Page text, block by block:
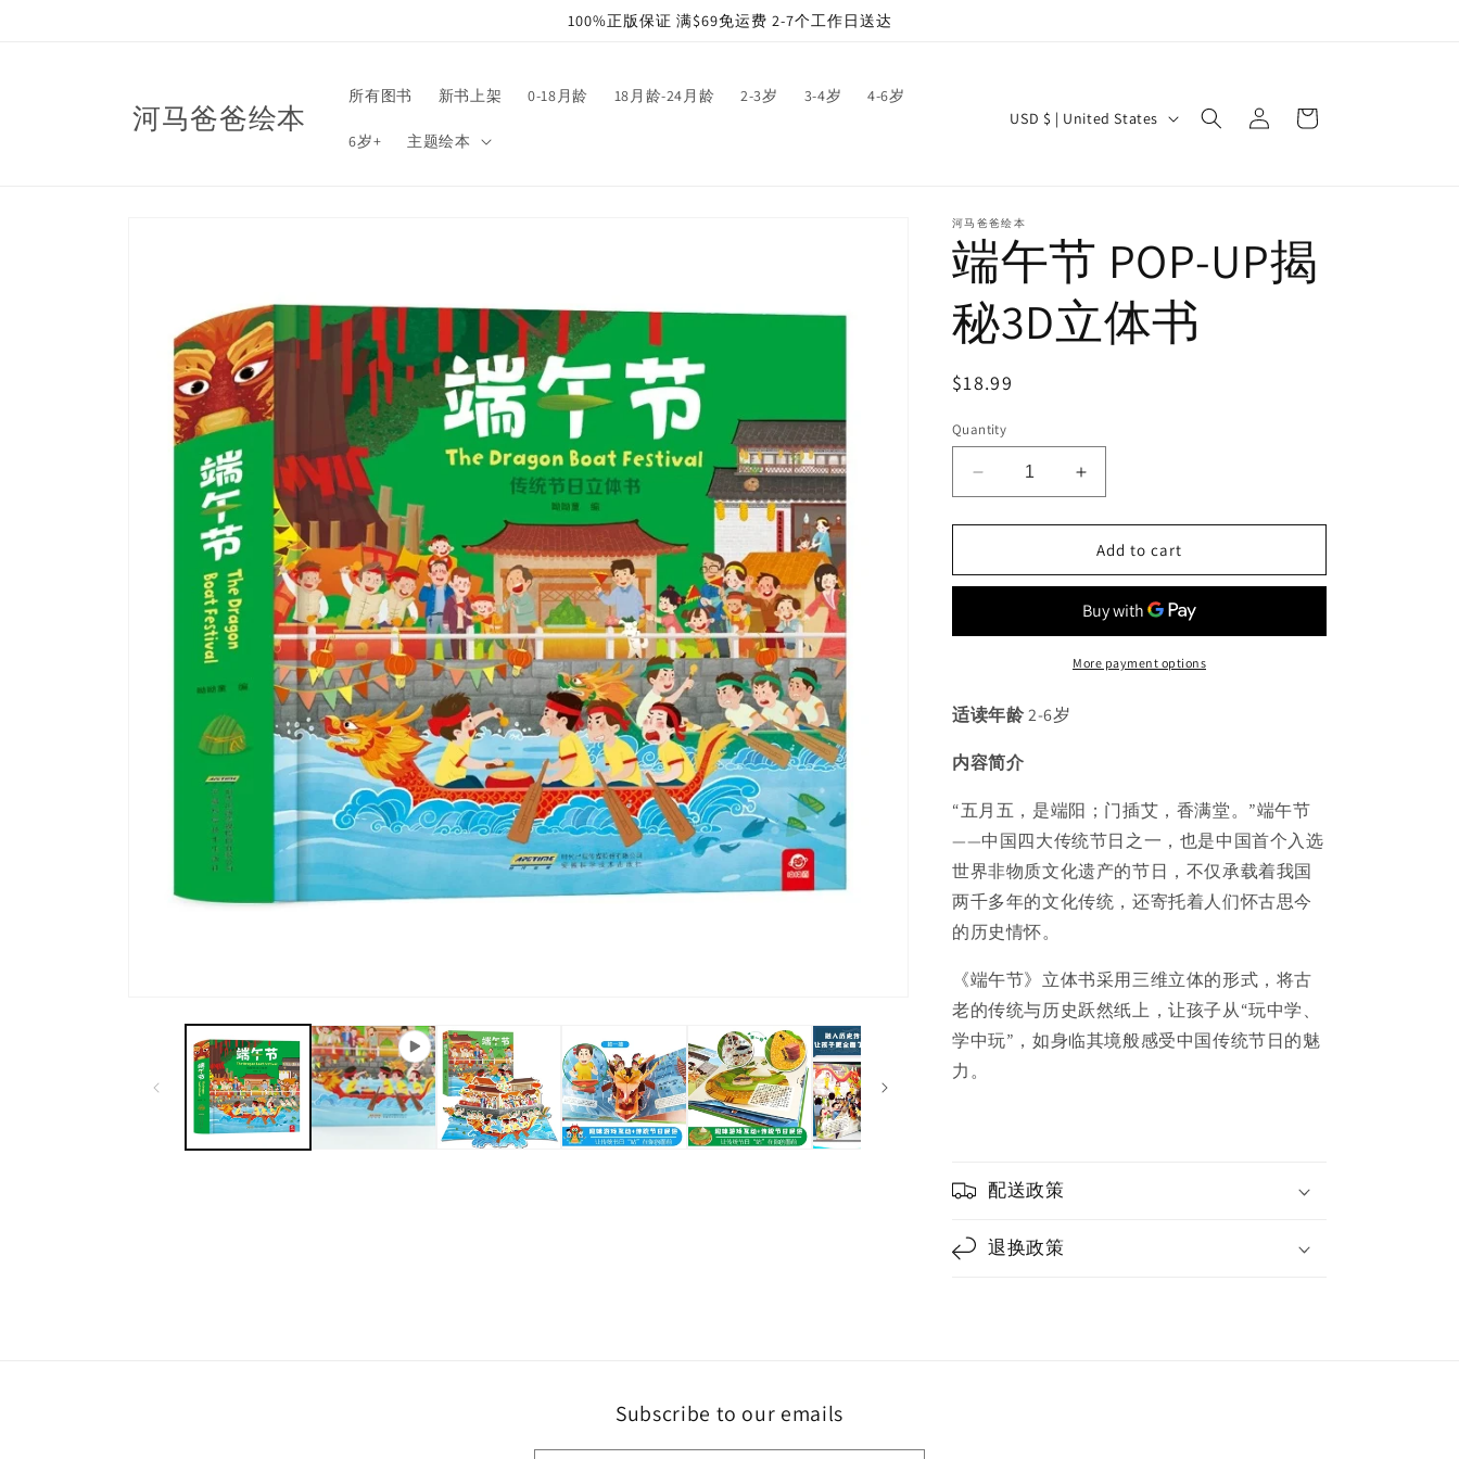
100%正版保证 满$69免运费 2-7个工作日送达
河马爸爸绘本
所有图书 新书上架 0-18月龄 18月龄-24月龄 2-3岁 3-4岁 4-6岁
6岁+ 主题绘本
C
n
t
r
y
r
e
i
n
USD $ | United States
Log
in
Cart
河马爸爸绘本
端午节 POP-UP揭
秘3D立体书
Regular
$18.99
Quantity
Decrease
quantity
for
午
秘
3D
立
体
书
Increase
quantity
for
端
午
节
POP-
揭
书
Add to cart
More payment options
适读年龄2-6岁
内容简介
“五月五，是端阳；门插艾，香满堂。”端午节
——中国四大传统节日之一，也是中国首个入选
世界非物质文化遗产的节日，不仅承载着我国
两千多年的文化传统，还寄托着人们怀古思今
的历史情怀。
《端午节》立体书采用三维立体的形式，将古
老的传统与历史跃然纸上，让孩子从“玩中学、
学中玩”，如身临其境般感受中国传统节日的魅
力。
配送政策
退换政策
Subscribe to our emails